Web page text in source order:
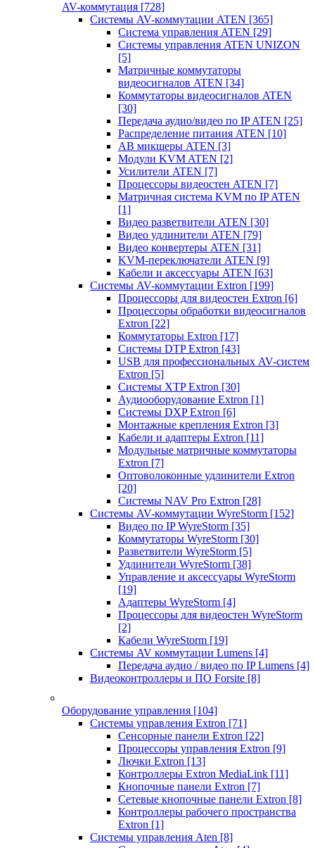
AV-коммутация [728]
Системы AV-коммутации ATEN [365]
Система управления ATEN [29]
Системы управления ATEN UNIZON
[5]
Матричные коммутаторы
видеосигналов ATEN [34]
Коммутаторы видеосигналов ATEN
[30]
Передача аудио/видео по IP ATEN [25]
Распределение питания ATEN [10]
АВ микшеры ATEN [3]
Модули KVM ATEN [2]
Усилители ATEN [7]
Процессоры видеостен ATEN [7]
Матричная система KVM по IP ATEN
[1]
Видео разветвители ATEN [30]
Видео удлинители ATEN [79]
Видео конвертеры ATEN [31]
KVM-переключатели ATEN [9]
Кабели и аксессуары ATEN [63]
Системы AV-коммутации Extron [199]
Процессоры для видеостен Extron [6]
Процессоры обработки видеосигналов
Extron [22]
Коммутаторы Extron [17]
Системы DTP Extron [43]
USB для профессиональных AV-систем
Extron [5]
Системы XTP Extron [30]
Аудиооборудование Extron [1]
Системы DXP Extron [6]
Монтажные крепления Extron [3]
Кабели и адаптеры Extron [11]
Модульные матричные коммутаторы
Extron [7]
Оптоволоконные удлинители Extron
[20]
Системы NAV Pro Extron [28]
Системы AV-коммутации WyreStorm [152]
Видео по IP WyreStorm [35]
Коммутаторы WyreStorm [30]
Разветвители WyreStorm [5]
Удлинители WyreStorm [38]
Управление и аксессуары WyreStorm
[19]
Адаптеры WyreStorm [4]
Процессоры для видеостен WyreStorm
[2]
Кабели WyreStorm [19]
Системы AV коммутации Lumens [4]
Передача аудио / видео по IP Lumens [4]
Видеоконтроллеры и ПО Forsite [8]
Оборудование управления [104]
Системы управления Extron [71]
Сенсорные панели Extron [22]
Процессоры управления Extron [9]
Лючки Extron [13]
Контроллеры Extron MediaLink [11]
Кнопочные панели Extron [7]
Сетевые кнопочные панели Extron [8]
Контроллеры рабочего пространства
Extron [1]
Системы управления Aten [8]